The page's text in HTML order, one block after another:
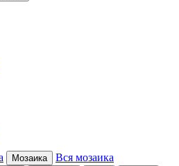
Мозаика Вся мозаика